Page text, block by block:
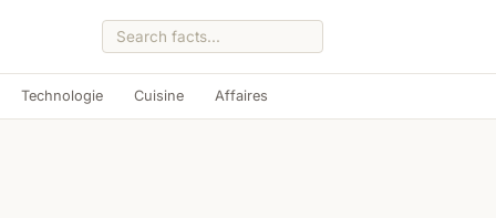
Technologie Cuisine Affaires